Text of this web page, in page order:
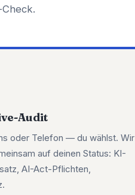
Audit
oder Telefon — du wählst. Wir
auf deinen Status: KI-
AI-Act-Pflichten,